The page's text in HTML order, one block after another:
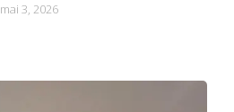
mai 3, 2026